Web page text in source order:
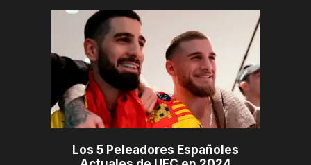
Los 5 Peleadores Españoles